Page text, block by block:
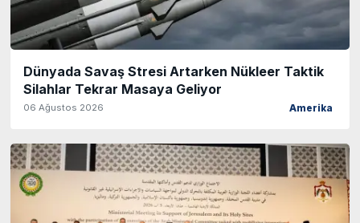
Dünyada Savaş Stresi Artarken Nükleer Taktik
Silahlar Tekrar Masaya Geliyor
06 Ağustos 2026 Amerika